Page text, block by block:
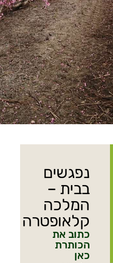
נפגשים
בבית –
המלכה
קלאופטרה
כתוב את
הכותרת
כאן